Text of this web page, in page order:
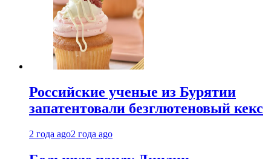
Российские ученые из Бурятии
запатентовали безглютеновый кекс
2 года ago2 года ago